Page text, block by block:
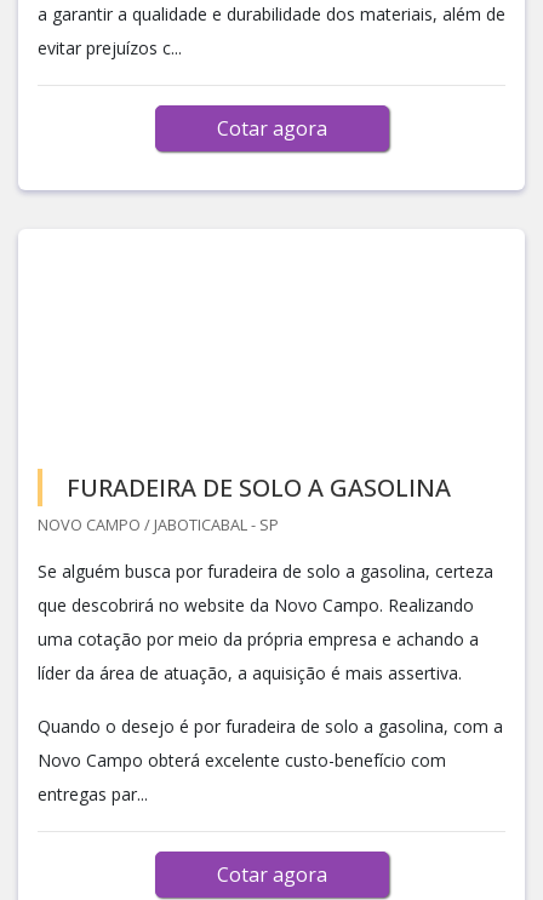
a garantir a qualidade e durabilidade dos materiais, além de
evitar prejuízos c...
Cotar agora
FURADEIRA DE SOLO A GASOLINA
NOVO CAMPO / JABOTICABAL - SP
Se alguém busca por furadeira de solo a gasolina, certeza
que descobrirá no website da Novo Campo. Realizando
uma cotação por meio da própria empresa e achando a
líder da área de atuação, a aquisição é mais assertiva.
Quando o desejo é por furadeira de solo a gasolina, com a
Novo Campo obterá excelente custo-benefício com
entregas par...
Cotar agora